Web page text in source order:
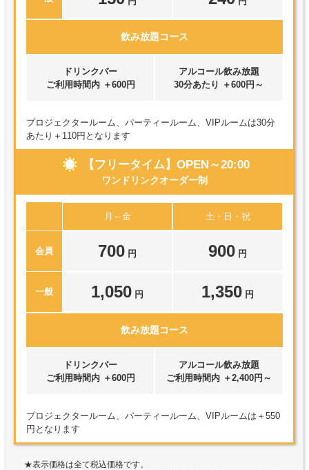
飲み放題コース
ドリンクバー
ご利用時間内 ＋600円
アルコール飲み放題
30分あたり ＋600円～
プロジェクタールーム、パーティールーム、VIPルームは30分
あたり＋110円となります
【フリータイム】OPEN～20:00
ワンドリンクオーダー制
月～金 土・日・祝
会員 700 円 900 円
一般 1,050 円 1,350 円
飲み放題コース
ドリンクバー
ご利用時間内 ＋600円
アルコール飲み放題
ご利用時間内 ＋2,400円～
プロジェクタールーム、パーティールーム、VIPルームは＋550
円となります
★表示価格は全て税込価格です。